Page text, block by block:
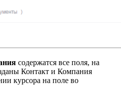
содержатся все поля, на
Контакт и Компания
курсора на поле во